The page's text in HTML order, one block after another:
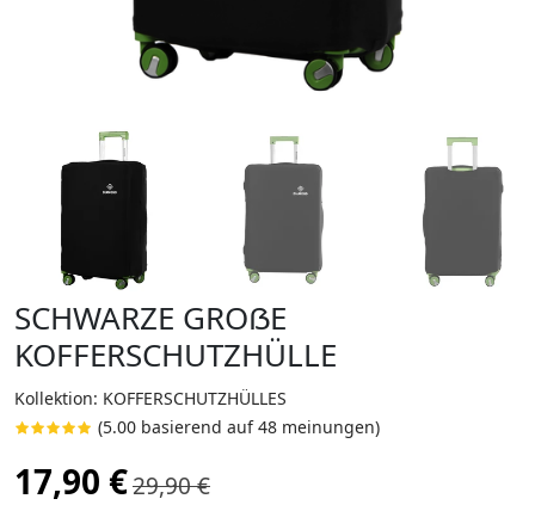
SCHWARZE GROẞE
KOFFERSCHUTZHÜLLE
Kollektion: KOFFERSCHUTZHÜLLES
(5.00 basierend auf 48 meinungen)
17,90 €29,90 €